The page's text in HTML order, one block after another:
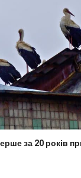
за 20 років